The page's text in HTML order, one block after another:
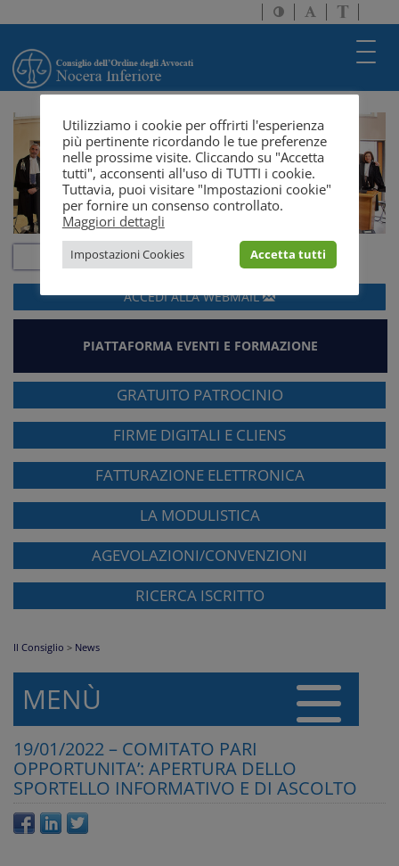
Attiva/disattiva
alto
Attiva/
dimensione
a
solo
ACCEDI ALLAWEBMAIL
PIATTAFORMA EVENTI E FORMAZIONE
GRATUITO PATROCINIO
FIRME DIGITALI E CLIENS
FATTURAZIONE ELETTRONICA
LA MODULISTICA
AGEVOLAZIONI/CONVENZIONI
RICERCA ISCRITTO
Il Consiglio > News
MENÙ
19/01/2022 – COMITATO PARI
OPPORTUNITA’: APERTURA DELLO
SPORTELLO INFORMATIVO E DI ASCOLTO
Utilizziamo i cookie per offrirti l'esperienza
più pertinente ricordando le tue preferenze
nelle prossime visite. Cliccando su "Accetta
tutti", acconsenti all'uso di TUTTI i cookie.
Tuttavia, puoi visitare "Impostazioni cookie"
per fornire un consenso controllato.
Maggiori dettagli
Impostazioni Cookies Accetta tutti